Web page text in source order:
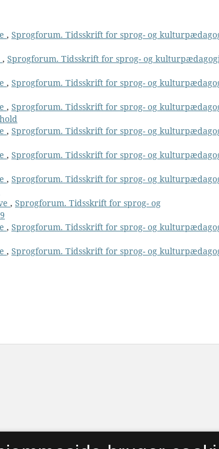
, Sprogforum. Tidsskrift for sprog- og
, Sprogforum. Tidsskrift for sprog- og
, Sprogforum. Tidsskrift for sprog- og
, Sprogforum. Tidsskrift for sprog- og
, Sprogforum. Tidsskrift for sprog- og
, Sprogforum. Tidsskrift for sprog- og
, Sprogforum. Tidsskrift for sprog- og
, Sprogforum. Tidsskrift for sprog- og
, Sprogforum. Tidsskrift for sprog- og
, Sprogforum. Tidsskrift for sprog- og